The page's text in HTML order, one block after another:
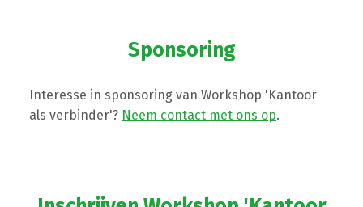
Sponsoring
Interesse in sponsoring van Workshop 'Kantoor
als verbinder'? Neem contact met ons op.